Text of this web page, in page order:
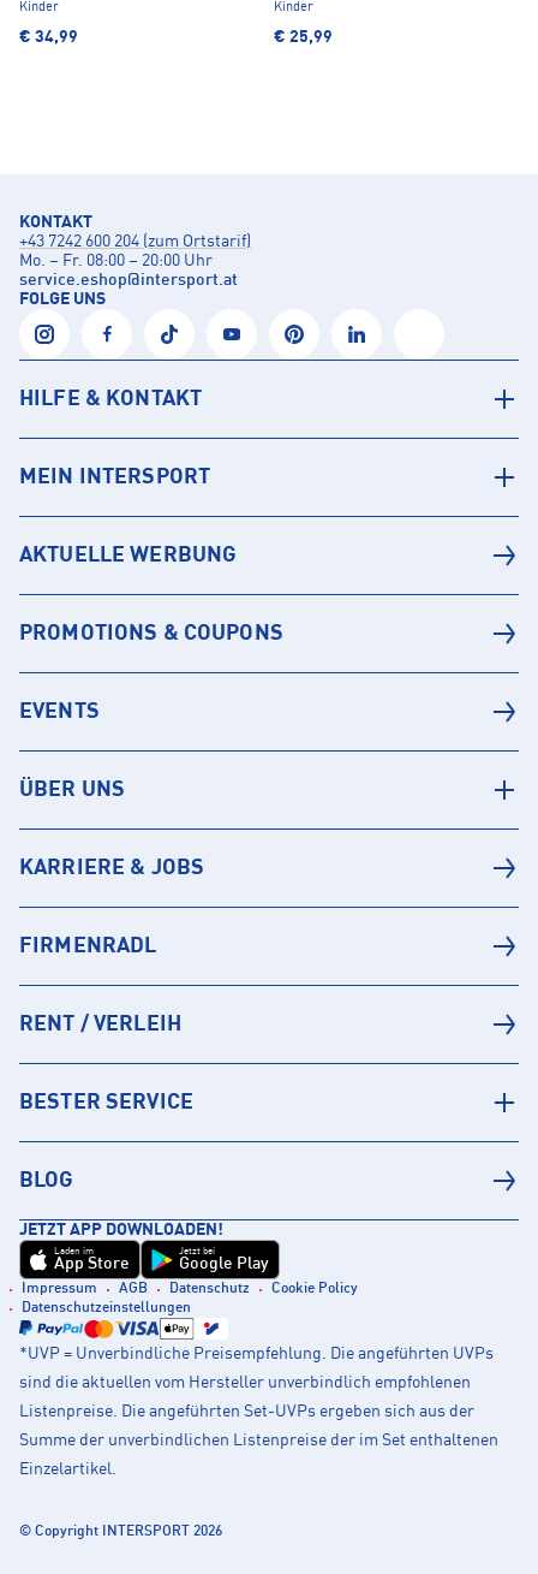
Kinder
€ 34,99
Kinder
€ 25,99
KONTAKT
+43 7242 600 204 (zum Ortstarif)
Mo. – Fr. 08:00 – 20:00 Uhr
service.eshop@intersport.at
FOLGE UNS
HILFE & KONTAKT
MEIN INTERSPORT
AKTUELLE WERBUNG
PROMOTIONS & COUPONS
EVENTS
ÜBER UNS
KARRIERE & JOBS
FIRMENRADL
RENT / VERLEIH
BESTER SERVICE
BLOG
JETZT APP DOWNLOADEN!
Laden im
App Store
Jetzt bei
Google Play
Impressum AGB Datenschutz
Cookie Policy
Datenschutzeinstellungen
*UVP = Unverbindliche Preisempfehlung. Die angeführten UVPs
sind die aktuellen vom Hersteller unverbindlich empfohlenen
Listenpreise. Die angeführten Set-UVPs ergeben sich aus der
Summe der unverbindlichen Listenpreise der im Set enthaltenen
Einzelartikel.
© Copyright INTERSPORT 2026